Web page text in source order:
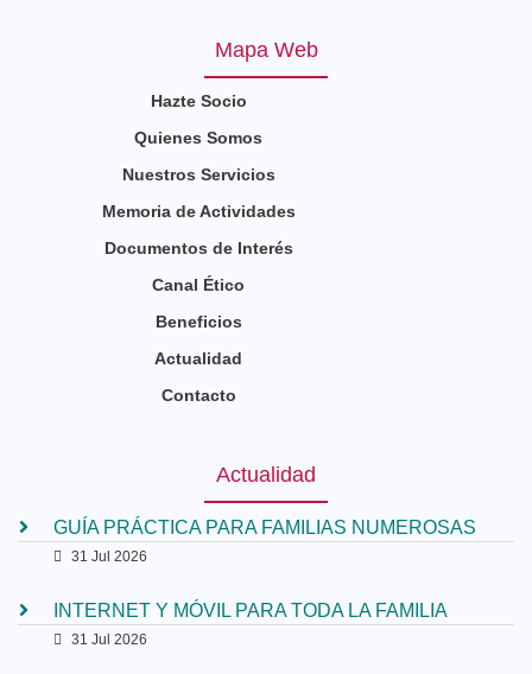
Mapa Web
Hazte Socio
Quienes Somos
Nuestros Servicios
Memoria de Actividades
Documentos de Interés
Canal Ético
Beneficios
Actualidad
Contacto
Actualidad
GUÍA PRÁCTICA PARA FAMILIAS NUMEROSAS
31 Jul 2026
INTERNET Y MÓVIL PARA TODA LA FAMILIA
31 Jul 2026